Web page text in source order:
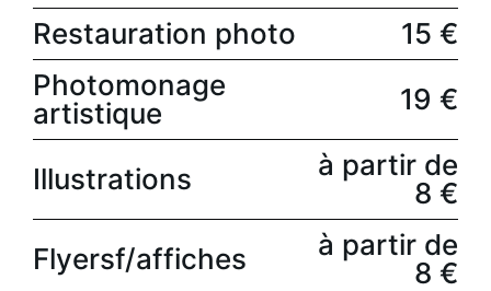
Restauration photo
15 €
Photomonage
artistique
19 €
Illustrations
à partir de
8 €
Flyersf/affiches
à partir de
8 €